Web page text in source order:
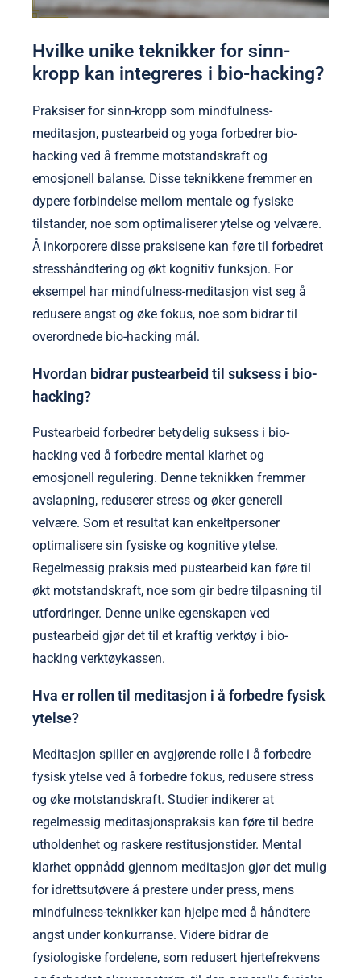
Hvilke unike teknikker for sinn-
kropp kan integreres i bio-hacking?
Praksiser for sinn-kropp som mindfulness-
meditasjon, pustearbeid og yoga forbedrer bio-
hacking ved å fremme motstandskraft og
emosjonell balanse. Disse teknikkene fremmer en
dypere forbindelse mellom mentale og fysiske
tilstander, noe som optimaliserer ytelse og velvære.
Å inkorporere disse praksisene kan føre til forbedret
stresshåndtering og økt kognitiv funksjon. For
eksempel har mindfulness-meditasjon vist seg å
redusere angst og øke fokus, noe som bidrar til
overordnede bio-hacking mål.
Hvordan bidrar pustearbeid til suksess i bio-
hacking?
Pustearbeid forbedrer betydelig suksess i bio-
hacking ved å forbedre mental klarhet og
emosjonell regulering. Denne teknikken fremmer
avslapning, reduserer stress og øker generell
velvære. Som et resultat kan enkeltpersoner
optimalisere sin fysiske og kognitive ytelse.
Regelmessig praksis med pustearbeid kan føre til
økt motstandskraft, noe som gir bedre tilpasning til
utfordringer. Denne unike egenskapen ved
pustearbeid gjør det til et kraftig verktøy i bio-
hacking verktøykassen.
Hva er rollen til meditasjon i å forbedre fysisk
ytelse?
Meditasjon spiller en avgjørende rolle i å forbedre
fysisk ytelse ved å forbedre fokus, redusere stress
og øke motstandskraft. Studier indikerer at
regelmessig meditasjonspraksis kan føre til bedre
utholdenhet og raskere restitusjonstider. Mental
klarhet oppnådd gjennom meditasjon gjør det mulig
for idrettsutøvere å prestere under press, mens
mindfulness-teknikker kan hjelpe med å håndtere
angst under konkurranse. Videre bidrar de
fysiologiske fordelene, som redusert hjertefrekvens